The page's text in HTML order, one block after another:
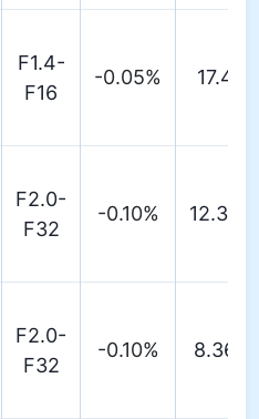
F1.4-
F16
-0.05% 17.4°
F2.0-
F32
-0.10% 12.36°
F2.0-
F32
-0.10% 8.36°